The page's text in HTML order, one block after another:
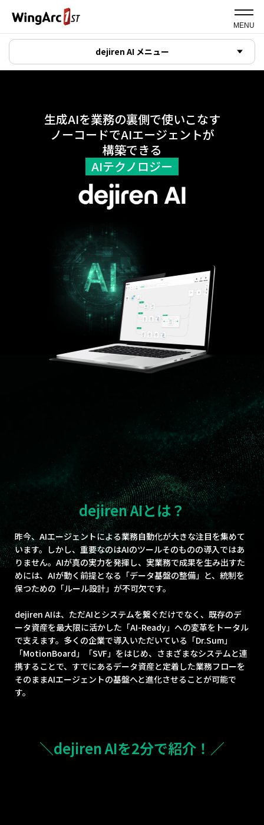
MENU
dejiren AI メニュー
生成AIを業務の裏側で使いこなす
ノーコードでAIエージェントが
構築できる
AIテクノロジー
dejiren AIとは？
昨今、AIエージェントによる業務自動化が大きな注目を集めて
います。しかし、重要なのはAIのツールそのものの導入ではあ
りません。AIが真の実力を発揮し、実業務で成果を生み出すた
めには、AIが動く前提となる「データ基盤の整備」と、統制を
保つための「ルール設計」が不可欠です。
dejiren AIは、ただAIとシステムを繋ぐだけでなく、既存のデ
ータ資産を最大限に活かした「AI-Ready」への変革をトータル
で支えます。多くの企業で導入いただいている「Dr.Sum」
「MotionBoard」「SVF」をはじめ、さまざまなシステムと連
携することで、すでにあるデータ資産と定着した業務フローを
そのままAIエージェントの基盤へと進化させることが可能で
す。
＼dejiren AIを2分で紹介！／